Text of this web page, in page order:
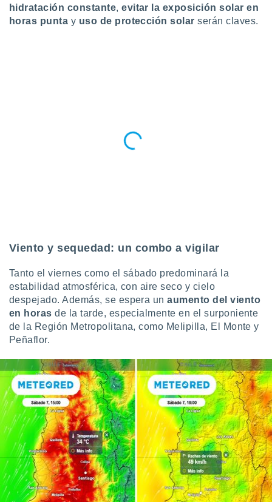
hidratación constante,evitar la exposición solar en
horas punta y uso de protección solar serán claves.
Viento y sequedad: un combo a vigilar
Tanto el viernes como el sábado predominará la
estabilidad atmosférica, con aire seco y cielo
despejado. Además, se espera unaumento del viento
en horas de la tarde, especialmente en el surponiente
de la Región Metropolitana, como Melipilla, El Monte y
Peñaflor.